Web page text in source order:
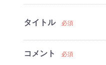
タイトル 必須
コメント 必須